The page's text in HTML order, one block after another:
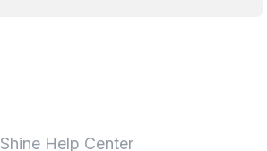
Shine Help Center